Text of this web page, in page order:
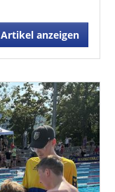
Artikel anzeigen